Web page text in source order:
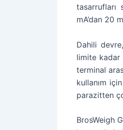
tasarrufları
mA’dan 20
Dahili
limite kadar
terminal
kullanım
parazitten
BrosWeigh